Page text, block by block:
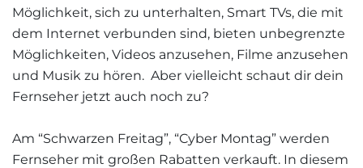
Möglichkeit, sich zu unterhalten, Smart TVs, die mit
dem Internet verbunden sind, bieten unbegrenzte
Möglichkeiten, Videos anzusehen, Filme anzusehen
und Musik zu hören. Aber vielleicht schaut dir dein
Fernseher jetzt auch noch zu?
Am “Schwarzen Freitag”, “Cyber Montag” werden
Fernseher mit großen Rabatten verkauft. In diesem